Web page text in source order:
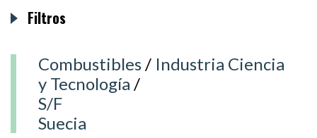
Combustibles/ Industria Ciencia
y Tecnología /
S/F
Suecia
Filtros